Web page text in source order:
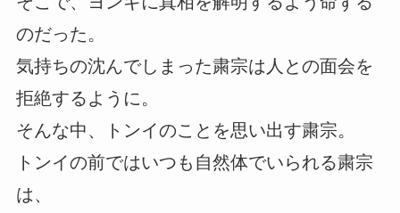
のだった。
気持ちの沈んでしまった粛宗は人との面会を
拒絶するように。
そんな中、トンイのことを思い出す粛宗。
トンイの前ではいつも自然体でいられる粛宗
は、